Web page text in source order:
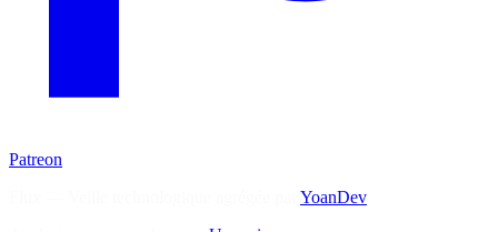
Patreon
YoanDev